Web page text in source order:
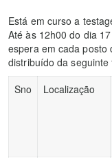
Está em curso a
Até às 12h00 do dia
espera em cada posto
distribuído da seguinte
Sno
Localização